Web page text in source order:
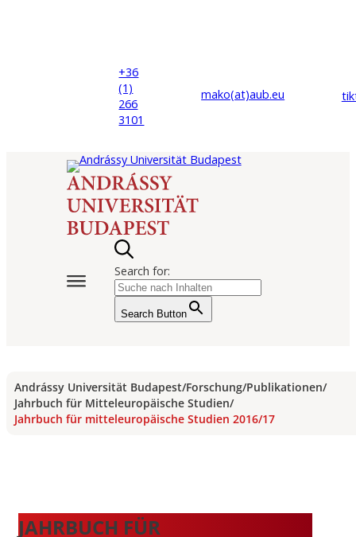
+36
(1)
266
3101
mako(at)aub.eu
Search for:
Search Button
Andrássy Universität Budapest/Forschung/Publikationen/
Jahrbuch für Mitteleuropäische Studien/
Jahrbuch für mitteleuropäische Studien 2016/17
JAHRBUCH FÜR